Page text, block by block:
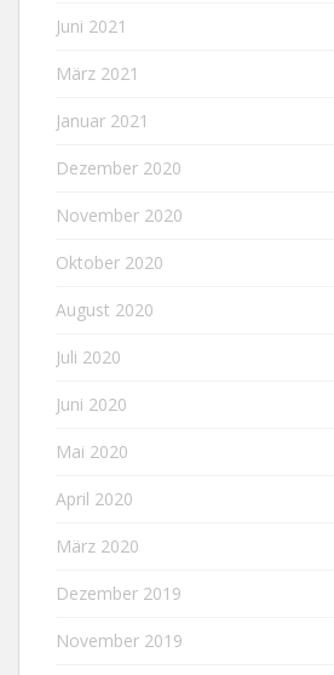
Juni 2021
März 2021
Januar 2021
Dezember 2020
November 2020
Oktober 2020
August 2020
Juli 2020
Juni 2020
Mai 2020
April 2020
März 2020
Dezember 2019
November 2019